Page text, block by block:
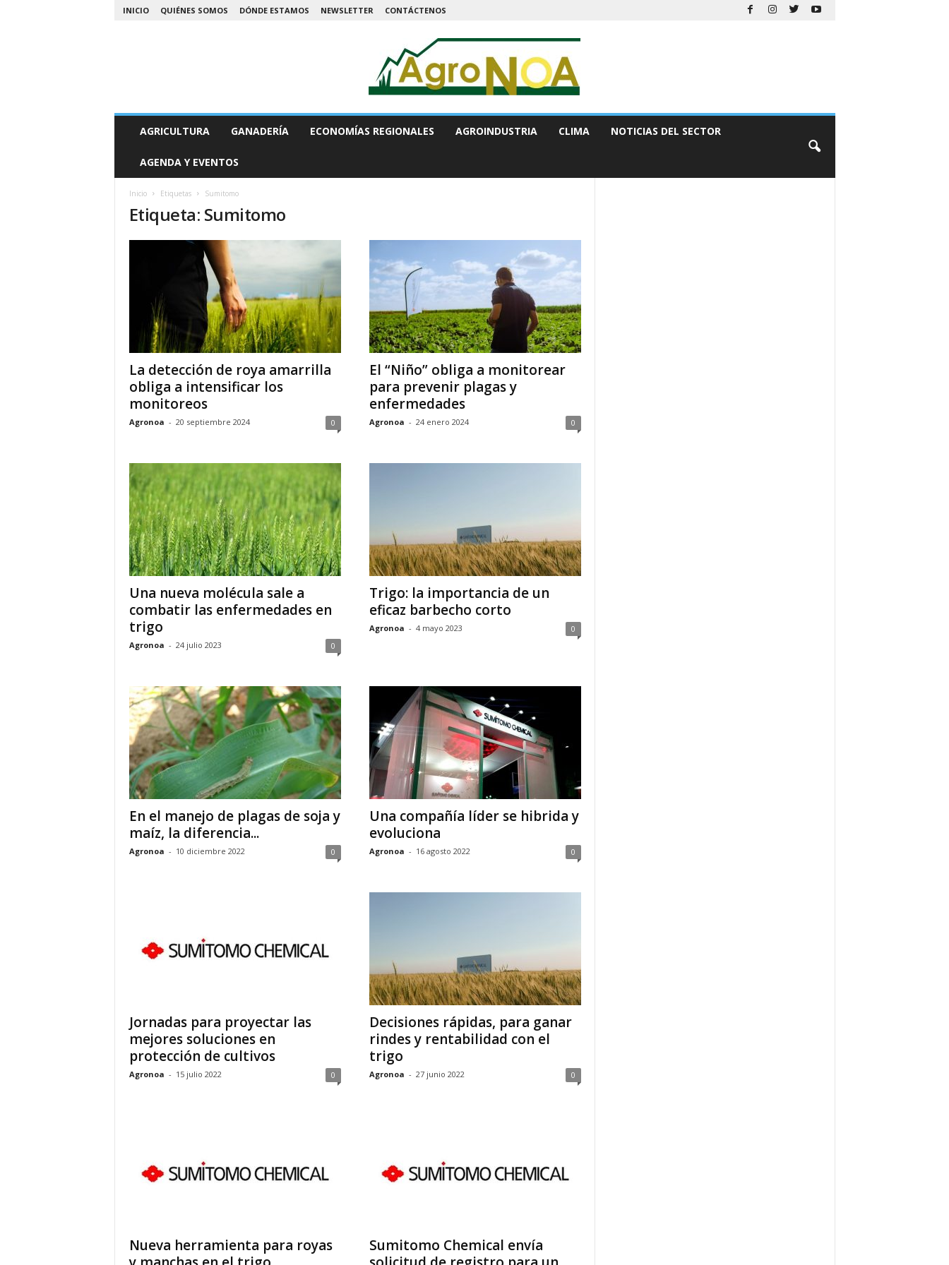
INICIO QUIÉNES SOMOS DÓNDE ESTAMOS NEWSLETTER CONTÁCTENOS
N
AGRICULTURA GANADERÍA ECONOMÍAS REGIONALES AGROINDUSTRIA CLIMA NOTICIAS DEL SECTOR
AGENDA Y EVENTOS
Inicio Etiquetas Sumitomo
Etiqueta: Sumitomo
La detección de roya amarrilla
obliga a intensificar los
monitoreos
Agronoa - 20 septiembre 2024 0
El “Niño” obliga a monitorear
para prevenir plagas y
enfermedades
Agronoa - 24 enero 2024 0
Una nueva molécula sale a
combatir las enfermedades en
trigo
Agronoa - 24 julio 2023 0
Trigo: la importancia de un
eficaz barbecho corto
Agronoa - 4 mayo 2023 0
En el manejo de plagas de soja y
maíz, la diferencia...
Agronoa - 10 diciembre 2022 0
Una compañía líder se hibrida y
evoluciona
Agronoa - 16 agosto 2022 0
Jornadas para proyectar las
mejores soluciones en
protección de cultivos
Agronoa - 15 julio 2022 0
Decisiones rápidas, para ganar
rindes y rentabilidad con el
trigo
Agronoa - 27 junio 2022 0
Nueva herramienta para royas
Sumitomo Chemical envía